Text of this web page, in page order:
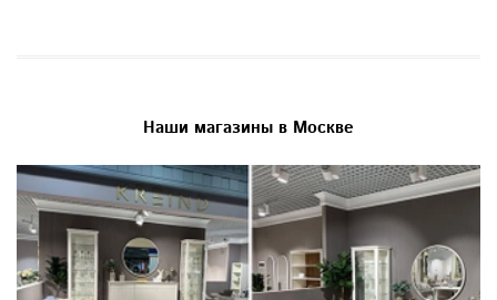
Наши магазины в Москве